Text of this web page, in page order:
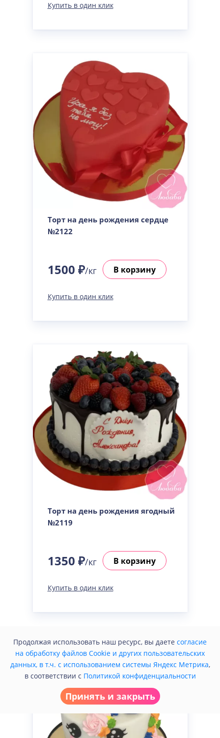
Купить в один клик
Торт на день рождения сердце
№2122
1500 ₽/кг В корзину
Купить в один клик
Торт на день рождения ягодный
№2119
1350 ₽/кг В корзину
Купить в один клик
Продолжая использовать наш ресурс, вы даете согласие
на обработку файлов Cookie и других пользовательских
данных, в т.ч. с использованием системы Яндекс Метрика,
в соответствии с Политикой конфиденциальности
Принять и закрыть